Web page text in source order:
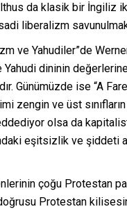
da klasik bir İngiliz
liberalizm
ve Yahudiler”de
Yahudi dininin
Günümüzde ise “A
zengin ve üst sınıfların
olsa da
eşitsizlik ve şiddeti
çoğu Protestan
Protestan